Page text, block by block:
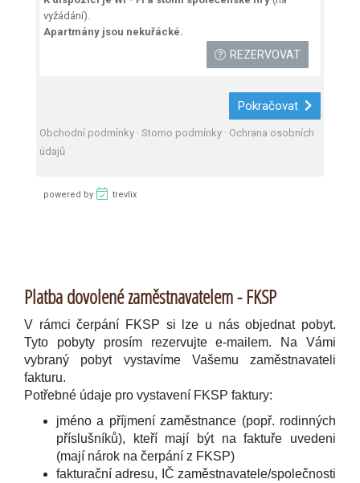
Platba dovolené zaměstnavatelem - FKSP
V rámci čerpání FKSP si lze u nás objednat pobyt.
Tyto pobyty prosím rezervujte e-mailem. Na Vámi
vybraný pobyt vystavíme Vašemu zaměstnavateli
fakturu.
Potřebné údaje pro vystavení FKSP faktury:
jméno a příjmení zaměstnance (popř. rodinných
příslušníků), kteří mají být na faktuře uvedeni
(mají nárok na čerpání z FKSP)
fakturační adresu, IČ zaměstnavatele/společnosti